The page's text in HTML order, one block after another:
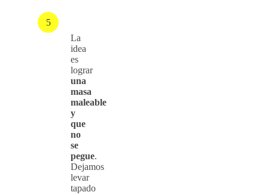
La
idea
es
lograr
una
masa
maleable
y
que
no
se
pegue.
Dejamos
levar
tapado